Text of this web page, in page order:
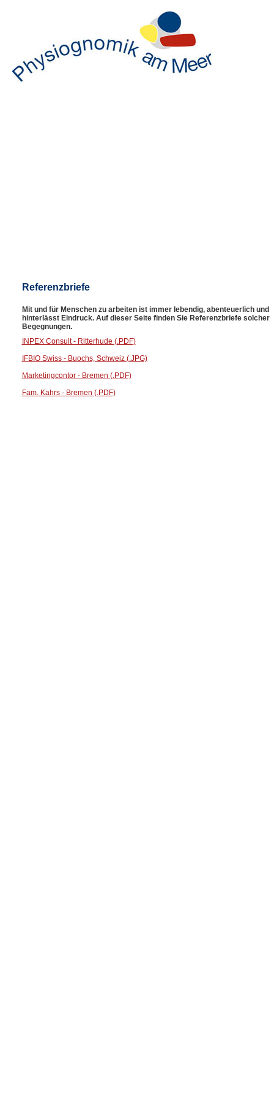
Referenzbriefe
Mit und für Menschen zu arbeiten ist immer lebendig, abenteuerlich und
hinterlässt Eindruck. Auf dieser Seite finden Sie Referenzbriefe solcher
Begegnungen.
INPEX Consult - Ritterhude (.PDF)
IFBIO Swiss - Buochs, Schweiz (.JPG)
Marketingcontor - Bremen (.PDF)
Fam. Kahrs - Bremen (.PDF)